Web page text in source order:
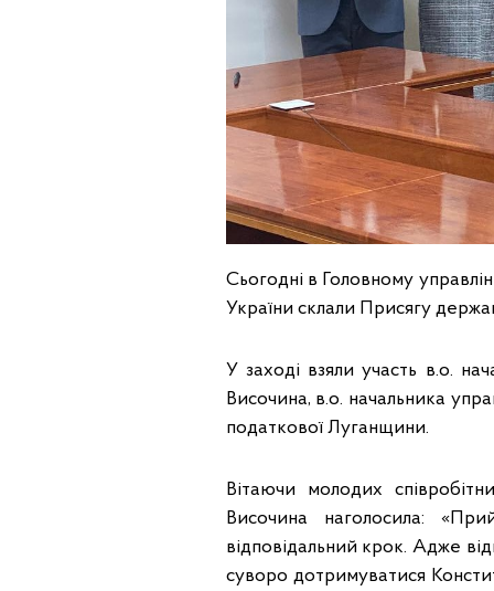
Сьогодні в Головному
України склали Присягу
У заході взяли участь в.о.
Височина, в.о. начальника
податкової Луганщини.
Вітаючи молодих
Височина наголосила:
відповідальний крок. Адже
суворо дотримуватися